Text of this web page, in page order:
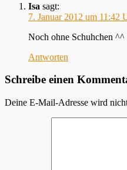
Isa sagt:
7. Januar 2012 um 11:42
Noch ohne Schuhchen ^^
Antworten
Schreibe einen
Deine E-Mail-Adresse wird